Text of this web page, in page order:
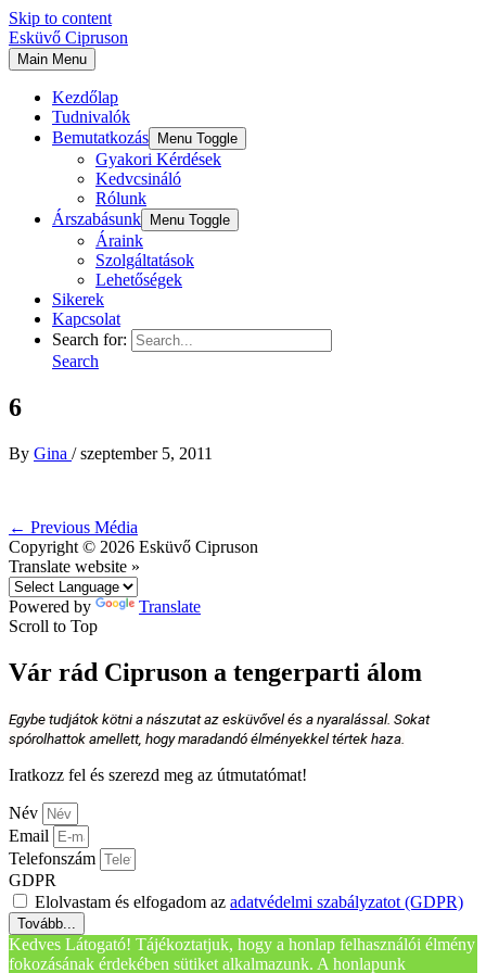
Skip to content
Esküvő Cipruson
Main Menu
Kezdőlap
Tudnivalók
Bemutatkozás
Menu Toggle
Gyakori Kérdések
Kedvcsináló
Rólunk
Árszabásunk
Menu Toggle
Áraink
Szolgáltatások
Lehetőségek
Sikerek
Kapcsolat
Search for:
Search
6
By Gina /szeptember 5, 2011
← Previous Média
Copyright © 2026 Esküvő Cipruson
Translate website »
Powered by
Translate
Scroll to Top
Vár rád Cipruson a tengerparti álom
Egybe tudjátok kötni a nászutat az esküvővel és a nyaralással. Sokat
spórolhattok amellett, hogy maradandó élményekkel tértek haza.
Iratkozz fel és szerezd meg az útmutatómat!
Név
Email
Telefonszám
GDPR
Elolvastam és elfogadom az adatvédelmi szabályzatot (GDPR)
Tovább...
Kedves Látogató! Tájékoztatjuk, hogy a honlap felhasználói élmény
fokozásának érdekében sütiket alkalmazunk. A honlapunk